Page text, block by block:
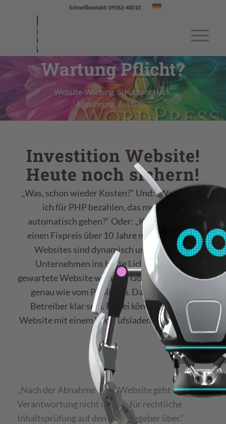
Schnellkontakt: 09562-40010
Wartung Pflicht?
Website-Wartung. Schutz vor Hack,
Abmahnung, Ausfall, …
Investition Website!
Heute noch sichern!
„Was, schon wieder Kosten?“ Und: „Warum soll
ich für PHP bezahlen, das muss doch
automatisch gehen?“ Oder: „Können Sie mir
einen Fixpreis über 10 Jahre machen?“ Nein.
Websites sind dynamisch und stellen Ihr
Unternehmen ins beste Licht. Eine nicht
gewartete Website wird von Google verschmäht,
genau wie vom Publikum. Das muss einem
Betreiber klar sein. Dabei könnte man eine
Website mit einem Verkaufsladen vergleichen …
„Nach der Abnahme einer Website geht die
Verantwortung nicht nur die für rechtliche
Inhaltsprüfung auf den Auftraggeber über.“